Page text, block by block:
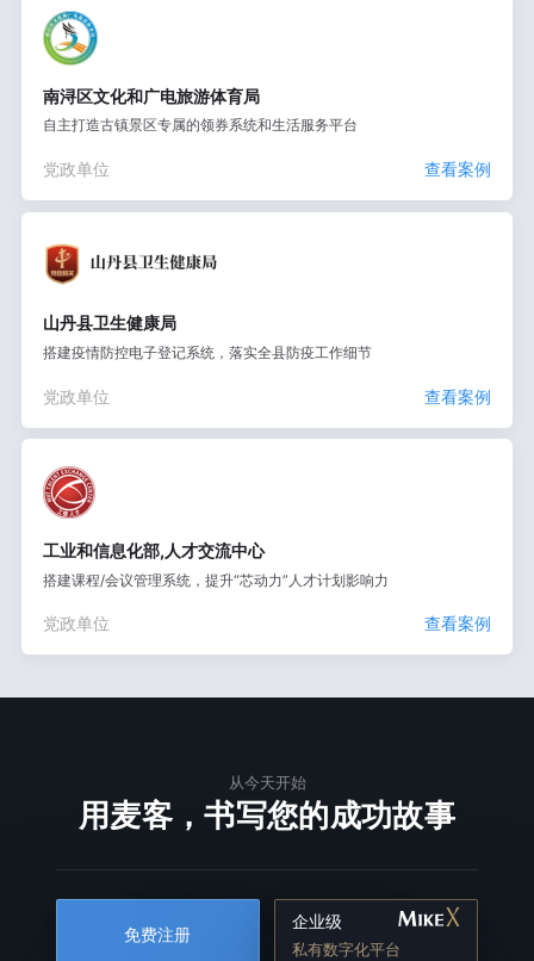
南浔区文化和广电旅游体育局
自主打造古镇景区专属的领券系统和生活服务平台
党政单位 查看案例
山丹县卫生健康局
搭建疫情防控电子登记系统，落实全县防疫工作细节
党政单位 查看案例
工业和信息化部,人才交流中心
搭建课程/会议管理系统，提升“芯动力”人才计划影响力
党政单位 查看案例
从今天开始
用麦客，书写您的成功故事
免费注册
企业级
私有数字化平台